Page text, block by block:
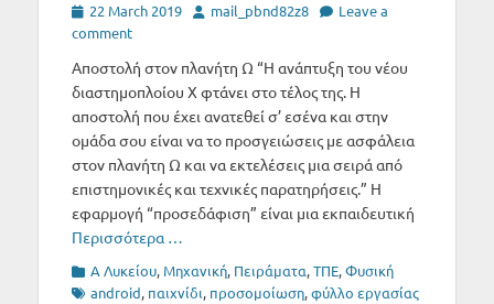
Posted
on
22 March 2019 Author
mail_pbnd82z8
Leave a
comment
Αποστολή στον πλανήτη Ω “Η ανάπτυξη του νέου
διαστημοπλοίου Χ φτάνει στο τέλος της. Η
αποστολή που έχει ανατεθεί σ’ εσένα και στην
ομάδα σου είναι να το προσγειώσεις με ασφάλεια
στον πλανήτη Ω και να εκτελέσεις μια σειρά από
επιστημονικές και τεχνικές παρατηρήσεις.” Η
εφαρμογή “προσεδάφιση” είναι μια εκπαιδευτική
Περισσότερα …
Categories
Α Λυκείου, Μηχανική, Πειράματα,ΤΠΕ,Φυσική
android, παιχνίδι, προσομοίωση,φύλλο εργασίας